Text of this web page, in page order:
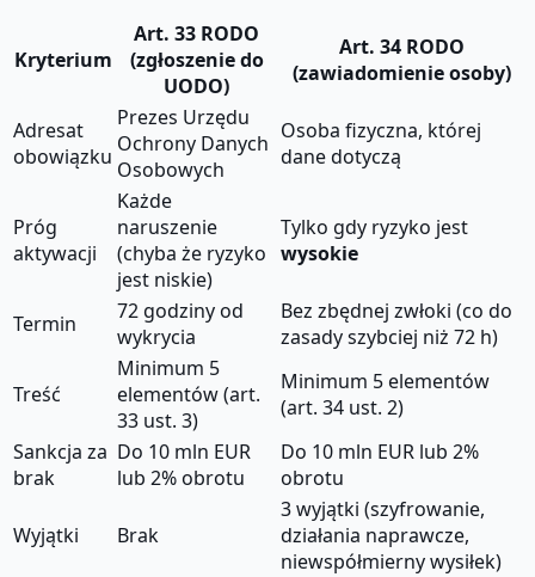
Kryterium
Art. 33 RODO
(zgłoszenie do
UODO)
Art. 34 RODO
(zawiadomienie osoby)
Adresat
obowiązku
Prezes Urzędu
Ochrony Danych
Osobowych
Osoba fizyczna, której
dane dotyczą
Próg
aktywacji
Każde
naruszenie
(chyba że ryzyko
jest niskie)
Tylko gdy ryzyko jest
wysokie
Termin
72 godziny od
wykrycia
Bez zbędnej zwłoki (co do
zasady szybciej niż 72 h)
Treść
Minimum 5
elementów (art.
33 ust. 3)
Minimum 5 elementów
(art. 34 ust. 2)
Sankcja za
brak
Do 10 mln EUR
lub 2% obrotu
Do 10 mln EUR lub 2%
obrotu
Wyjątki Brak
3 wyjątki (szyfrowanie,
działania naprawcze,
niewspółmierny wysiłek)